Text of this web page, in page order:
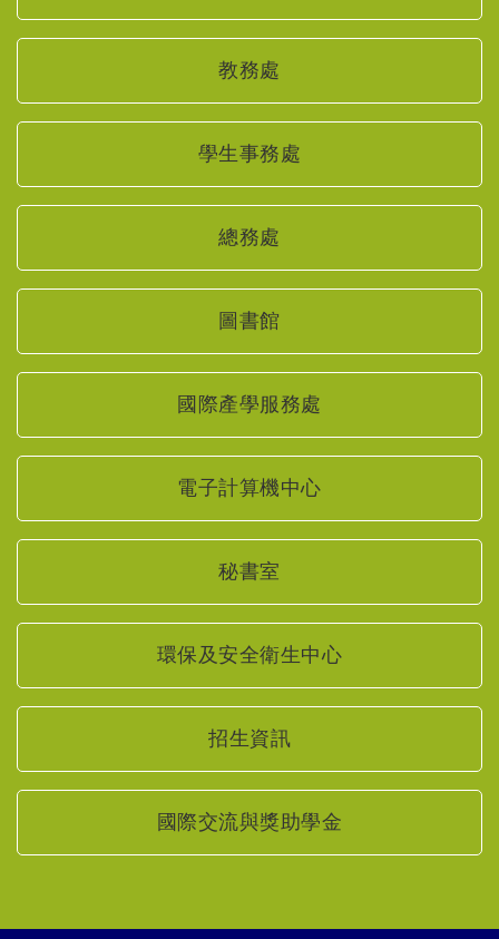
教務處
學生事務處
總務處
圖書館
國際產學服務處
電子計算機中心
秘書室
環保及安全衛生中心
招生資訊
國際交流與獎助學金